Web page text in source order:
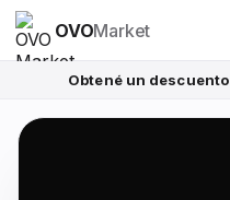
OVOMarket
Obtené un descuento